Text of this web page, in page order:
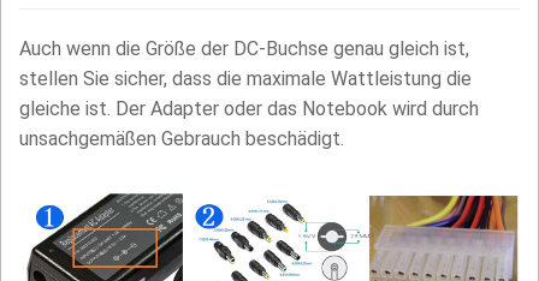
Auch wenn die Größe der DC-Buchse genau gleich ist,
stellen Sie sicher, dass die maximale Wattleistung die
gleiche ist. Der Adapter oder das Notebook wird durch
unsachgemäßen Gebrauch beschädigt.